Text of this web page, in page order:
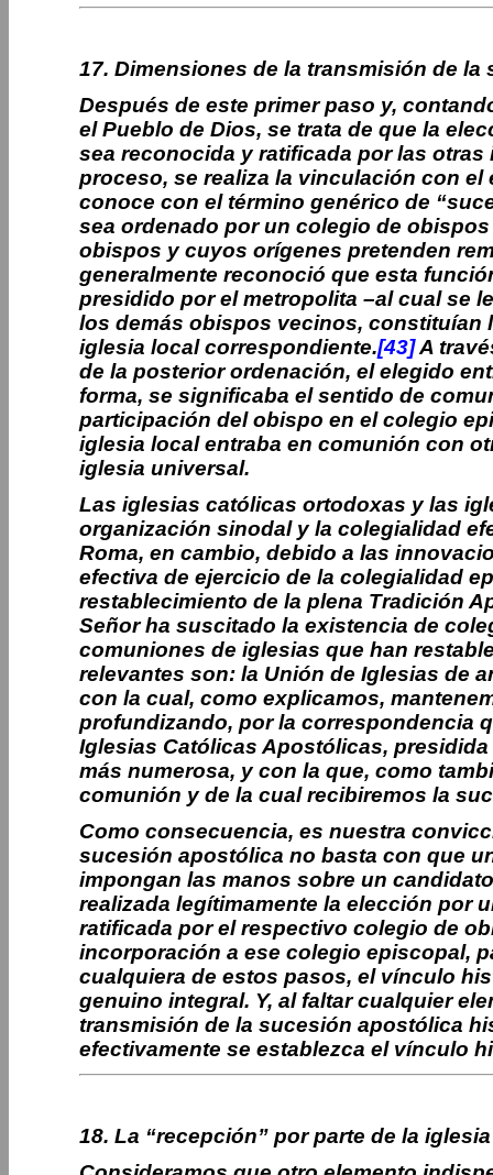
17. Dimensiones de la transmisión de
Después de este primer paso y,
el Pueblo de Dios, se trata de que la
sea reconocida y ratificada por las
proceso, se realiza la vinculación con
conoce con el término genérico de
sea ordenado por un colegio de
obispos y cuyos orígenes pretenden
generalmente reconoció que esta
presidido por el metropolita –al cual se
los demás obispos vecinos, constituían
iglesia local correspondiente.[43]A
de la posterior ordenación, el elegido
forma, se significaba el sentido de
participación del obispo en el colegio
iglesia local entraba en comunión con
iglesia universal.
Las iglesias católicas ortodoxas y las
organización sinodal y la colegialidad
Roma, en cambio, debido a las
efectiva de ejercicio de la colegialidad
restablecimiento de la plena Tradición
Señor ha suscitado la existencia de
comuniones de iglesias que han
relevantes son: la Unión de Iglesias de
con la cual, como explicamos,
profundizando, por la correspondencia
Iglesias Católicas Apostólicas,
más numerosa, y con la que, como
comunión y de la cual recibiremos la
Como consecuencia, es nuestra
sucesión apostólica no basta con que
impongan las manos sobre un
realizada legítimamente la elección por
ratificada por el respectivo colegio de
incorporación a ese colegio episcopal,
cualquiera de estos pasos, el vínculo
genuino integral. Y, al faltar cualquier
transmisión de la sucesión apostólica
efectivamente se establezca el vínculo
18. La “recepción” por parte de la